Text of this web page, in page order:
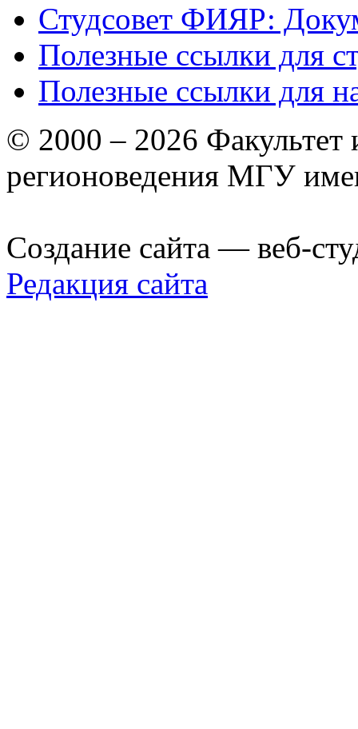
Студсовет ФИЯР:
Полезные ссылки для
Полезные ссылки для
© 2000 – 2026 Факультет
регионоведения МГУ
Создание сайта — веб-
Редакция сайта